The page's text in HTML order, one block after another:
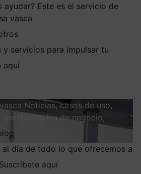
ayudar? Este es el servicio de
vasca
y servicios para impulsar tu
aquí
Noticias, casos de uso,
de negocio,
al día de todo lo que ofrecemos a
Suscríbete aquí